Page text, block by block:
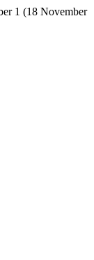
1 (18 November